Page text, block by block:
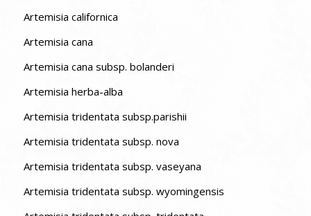
Artemisia californica
Artemisia cana
Artemisia cana subsp. bolanderi
Artemisia herba-alba
Artemisia tridentata subsp.parishii
Artemisia tridentata subsp. nova
Artemisia tridentata subsp. vaseyana
Artemisia tridentata subsp. wyomingensis